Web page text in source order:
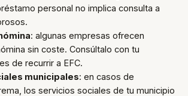
personal no implica consulta a
: algunas empresas ofrecen
sin coste. Consúltalo con tu
de recurrir a EFC.
municipales: en casos de
los servicios sociales de tu municipio